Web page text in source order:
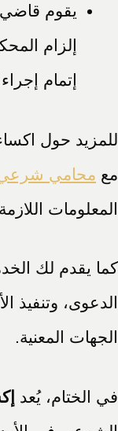
يقوم قاضي
إلزام
إتمام
للمزيد حول
مع محامي شرعي
المعلومات
كما يقدم لك
الدعوى، وتنفيذ
الجهات المعنية.
في الختام، يُعد